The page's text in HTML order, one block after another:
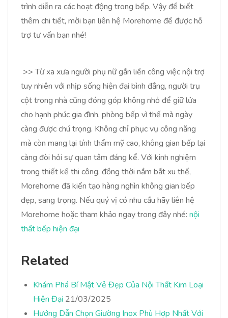
trình diễn ra các hoạt động trong bếp. Vậy để biết
thêm chi tiết, mời bạn liên hệ Morehome để được hỗ
trợ tư vấn bạn nhé!
>> Từ xa xưa người phụ nữ gắn liền công việc nội trợ
tuy nhiên với nhịp sống hiện đại bình đẳng, người trụ
cột trong nhà cũng đóng góp không nhỏ để giữ lửa
cho hạnh phúc gia đình, phòng bếp vì thế mà ngày
càng được chú trọng. Không chỉ phục vụ công năng
mà còn mang lại tính thẩm mỹ cao, không gian bếp lại
càng đòi hỏi sự quan tâm đáng kể. Với kinh nghiệm
trong thiết kế thi công, đồng thời nắm bắt xu thế,
Morehome đã kiến tạo hàng nghìn không gian bếp
đẹp, sang trọng. Nếu quý vị có nhu cầu hãy liên hệ
Morehome hoặc tham khảo ngay trong đây nhé: nội
thất bếp hiện đại
Related
Khám Phá Bí Mật Vẻ Đẹp Của Nội Thất Kim Loại
Hiện Đại 21/03/2025
Hướng Dẫn Chọn Giường Inox Phù Hợp Nhất Với